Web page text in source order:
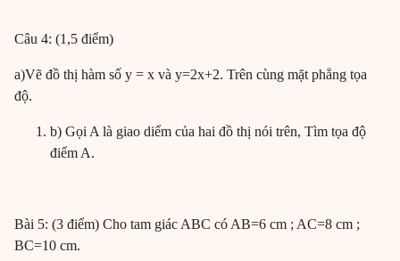
Câu 4: (1,5 điểm)
a)Vẽ đồ thị hàm số y = x và y=2x+2. Trên cùng mặt phẳng tọa
độ.
b) Gọi A là giao diểm của hai đồ thị nói trên, Tìm tọa độ
điểm A.
Bài 5: (3 điểm) Cho tam giác ABC có AB=6 cm ; AC=8 cm ;
BC=10 cm.